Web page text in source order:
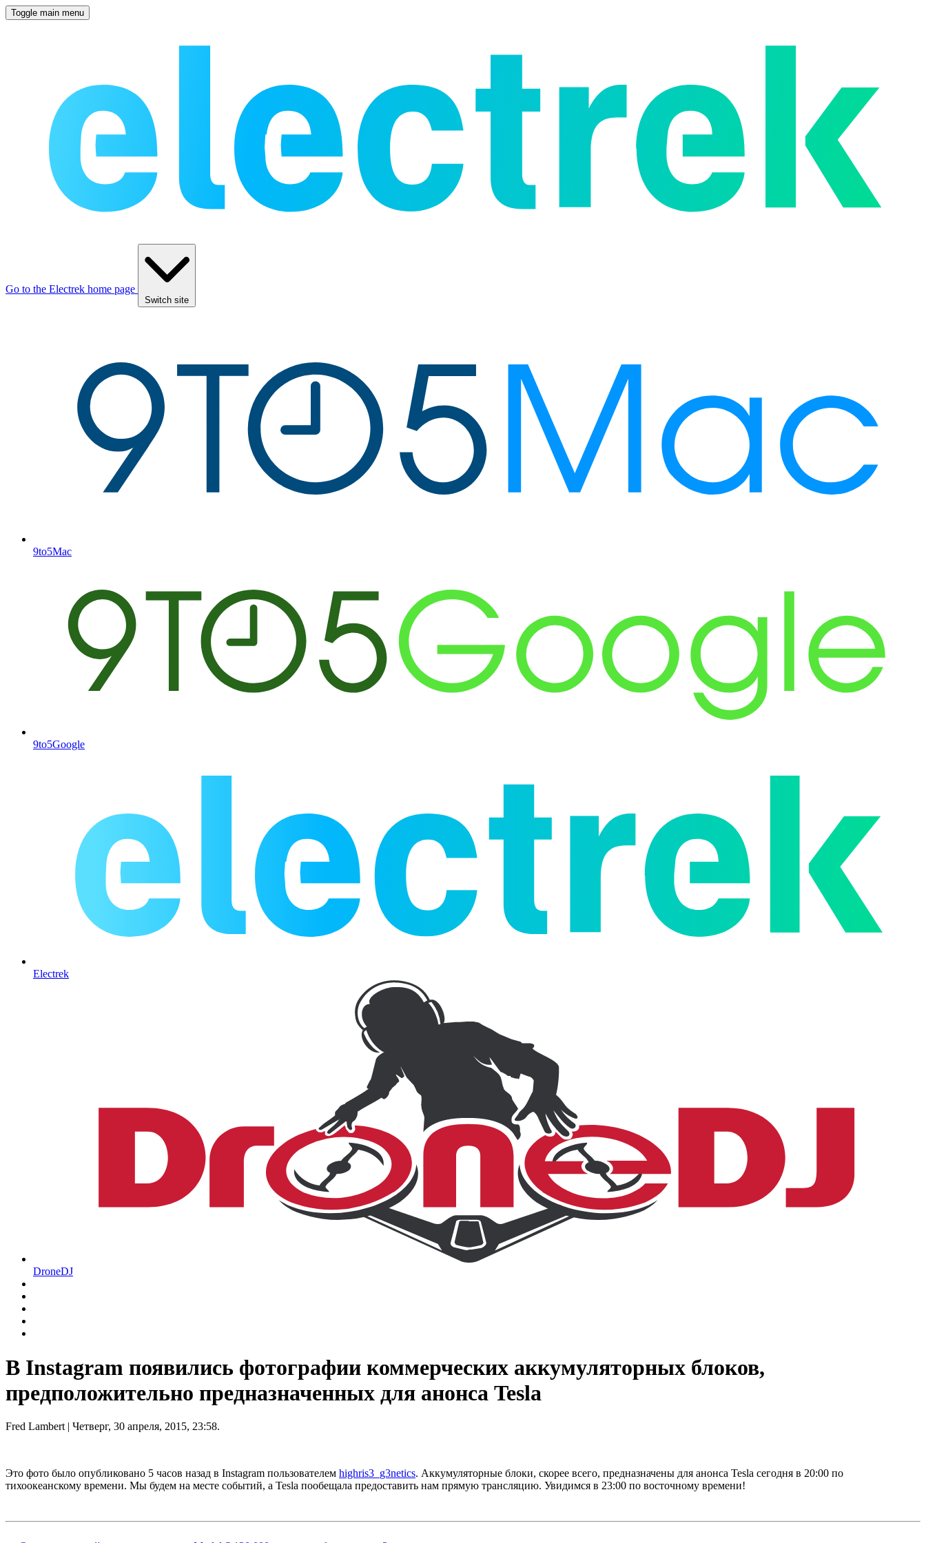
Toggle main menu
Go to the Electrek home page
Switch site
9to5Mac
9to5Google
Electrek
DroneDJ
В Instagram появились фотографии коммерческих аккумуляторных блоков,
предположительно предназначенных для анонса Tesla
Fred Lambert | Четверг, 30 апреля, 2015, 23:58.
Это фото было опубликовано 5 часов назад в Instagram пользователем highris3_g3netics. Аккумуляторные блоки, скорее всего, предназначены для анонса Tesla сегодня в 20:00 по
тихоокеанскому времени. Мы будем на месте событий, а Tesla пообещала предоставить нам прямую трансляцию. Увидимся в 23:00 по восточному времени!